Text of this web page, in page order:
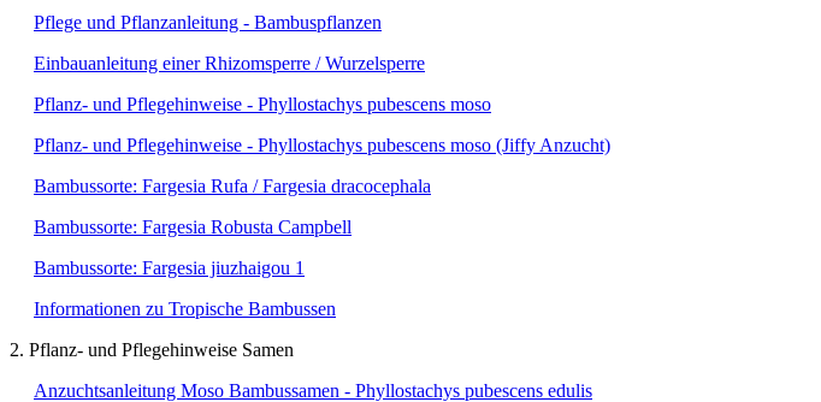
Pflege und Pflanzanleitung - Bambuspflanzen
Einbauanleitung einer Rhizomsperre / Wurzelsperre
Pflanz- und Pflegehinweise - Phyllostachys pubescens moso
Pflanz- und Pflegehinweise - Phyllostachys pubescens moso (Jiffy Anzucht)
Bambussorte: Fargesia Rufa / Fargesia dracocephala
Bambussorte: Fargesia Robusta Campbell
Bambussorte: Fargesia jiuzhaigou 1
Informationen zu Tropische Bambussen
2. Pflanz- und Pflegehinweise Samen
Anzuchtsanleitung Moso Bambussamen - Phyllostachys pubescens edulis